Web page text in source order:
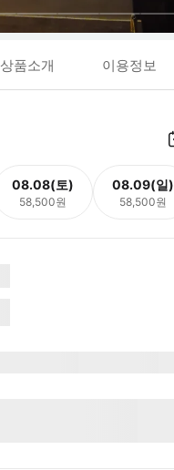
상품소개 이용정보
08.08(토)
58,500원
08.09(일)
58,500원